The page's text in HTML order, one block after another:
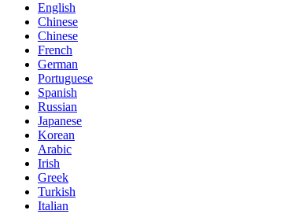
English
Chinese
Chinese
French
German
Portuguese
Spanish
Russian
Japanese
Korean
Arabic
Irish
Greek
Turkish
Italian